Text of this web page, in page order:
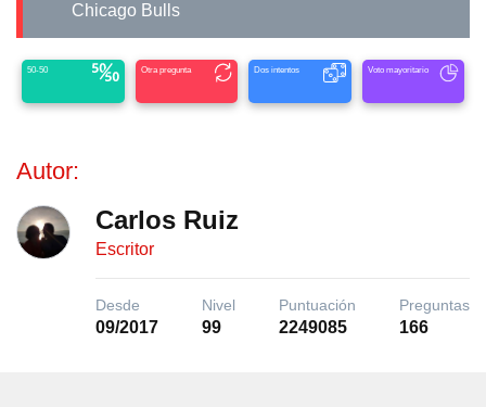
Chicago Bulls
50-50 Otra pregunta Dos intentos Voto mayoritario
Autor:
Carlos Ruiz
Escritor
Desde
09/2017
Nivel
99
Puntuación
2249085
Preguntas
166